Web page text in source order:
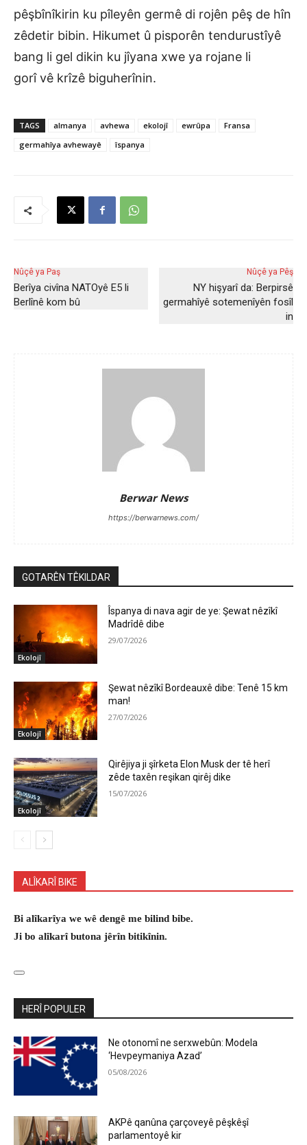
pêşbînîkirin ku pîleyên germê di rojên pêş de hîn
zêdetir bibin. Hikumet û pisporên tendurustîyê
bang li gel dikin ku jîyana xwe ya rojane li
gorî vê krîzê biguherînin.
TAGS almanya avhewa ekolojî ewrûpa
Fransa
germahîya avhewayê
îspanya
Nûçê ya Paş
Berîya civîna NATOyê E5 li
Berlînê kom bû
Nûçê ya Pêş
NY hişyarî da: Berpirsê
germahîyê sotemenîyên fosîl
in
Berwar News
https://berwarnews.com/
GOTARÊN TÊKILDAR
Ekolojî
Îspanya di nava agir de ye: Şewat nêzîkî
Madrîdê dibe
29/07/2026
Ekolojî
Şewat nêzîkî Bordeauxê dibe: Tenê 15 km
man!
27/07/2026
Ekolojî
Qirêjiya ji şîrketa Elon Musk der tê herî
zêde taxên reşikan qirêj dike
15/07/2026
ALÎKARÎ BIKE
Bi alîkarîya we wê dengê me bilind bibe.
Ji bo alîkarî butona jêrîn bitikînin.
HERÎ POPULER
Ne otonomî ne serxwebûn: Modela
‘Hevpeymaniya Azad’
05/08/2026
AKPê qanûna çarçoveyê pêşkêşî
parlamentoyê kir